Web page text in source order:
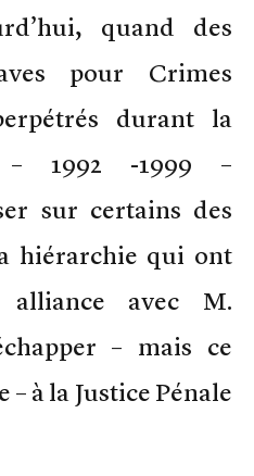
quand des
pour Crimes
durant la
– 1992 -1999 –
sur certains des
hiérarchie qui ont
alliance avec M.
– mais ce
– à la Justice Pénale